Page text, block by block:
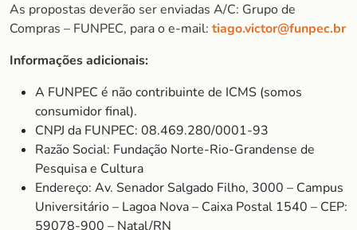
As propostas deverão ser enviadas A/C: Grupo de
Compras – FUNPEC, para o e-mail: tiago.victor@funpec.br
Informações adicionais:
A FUNPEC é não contribuinte de ICMS (somos
consumidor final).
CNPJ da FUNPEC: 08.469.280/0001-93
Razão Social: Fundação Norte-Rio-Grandense de
Pesquisa e Cultura
Endereço: Av. Senador Salgado Filho, 3000 – Campus
Universitário – Lagoa Nova – Caixa Postal 1540 – CEP:
59078-900 – Natal/RN